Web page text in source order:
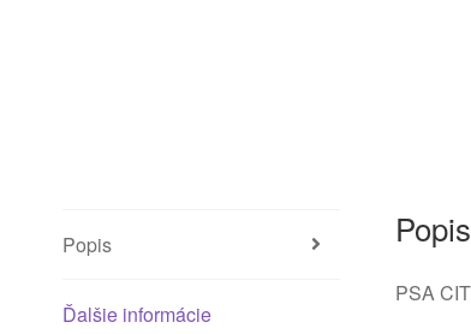
Popis
Ďalšie informácie
Popis
PSA